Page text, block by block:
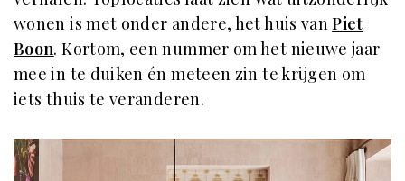
wonen is met onder andere, het huis vanPiet
Boon. Kortom, een nummer om het nieuwe jaar
mee in te duiken én meteen zin te krijgen om
iets thuis te veranderen.